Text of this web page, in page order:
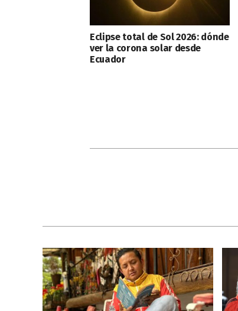
Eclipse total de Sol 2026: dónde
ver la corona solar desde
Ecuador